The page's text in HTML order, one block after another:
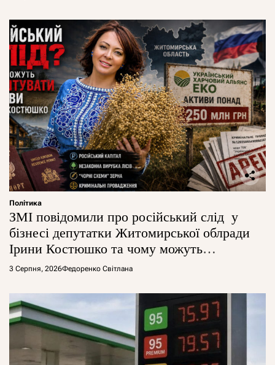
Політика
ЗМІ повідомили про російський слід у
бізнесі депутатки Житомирської облради
Ірини Костюшко та чому можуть
арештувати її активи
3 Серпня, 2026Федоренко Світлана